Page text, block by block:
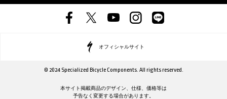
オフィシャルサイト
© 2024 Specialized Bicycle Components. All rights reserved.
本サイト掲載商品のデザイン、仕様、価格等は
予告なく変更する場合があります。